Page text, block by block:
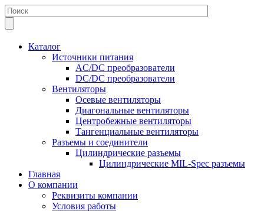
Каталог
Источники питания
AC/DC преобразователи
DC/DC преобразователи
Вентиляторы
Осевые вентиляторы
Диагональные вентиляторы
Центробежные вентиляторы
Тангенциальные вентиляторы
Разъемы и соединители
Цилиндрические разъемы
Цилиндрические MIL-Spec разъемы
Главная
О компании
Реквизиты компании
Условия работы